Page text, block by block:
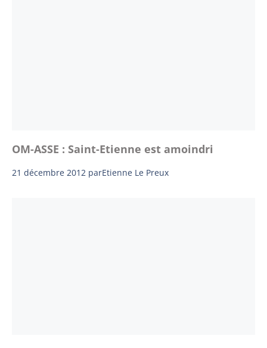
OM-ASSE : Saint-Etienne est amoindri
21 décembre 2012 parEtienne Le Preux